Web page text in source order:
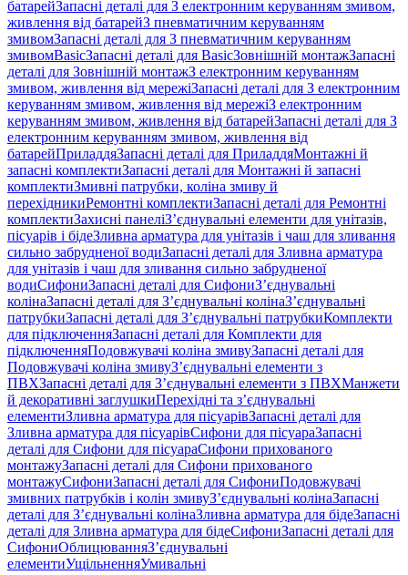
батарейЗапасні деталі для З електронним керуванням змивом,
живлення від батарейЗ пневматичним керуванням
змивомЗапасні деталі для З пневматичним керуванням
змивомBasicЗапасні деталі для BasicЗовнішній монтажЗапасні
деталі для Зовнішній монтажЗ електронним керуванням
змивом, живлення від мережіЗапасні деталі для З електронним
керуванням змивом, живлення від мережіЗ електронним
керуванням змивом, живлення від батарейЗапасні деталі для З
електронним керуванням змивом, живлення від
батарейПриладдяЗапасні деталі для ПриладдяМонтажні й
запасні комплектиЗапасні деталі для Монтажні й запасні
комплектиЗмивні патрубки, коліна змиву й
перехідникиРемонтні комплектиЗапасні деталі для Ремонтні
комплектиЗахисні панеліЗ’єднувальні елементи для унітазів,
пісуарів і бідеЗливна арматура для унітазів і чаш для зливання
сильно забрудненої водиЗапасні деталі для Зливна арматура
для унітазів і чаш для зливання сильно забрудненої
водиСифониЗапасні деталі для СифониЗ’єднувальні
колінаЗапасні деталі для З’єднувальні колінаЗ’єднувальні
патрубкиЗапасні деталі для З’єднувальні патрубкиКомплекти
для підключенняЗапасні деталі для Комплекти для
підключенняПодовжувачі коліна змивуЗапасні деталі для
Подовжувачі коліна змивуЗ’єднувальні елементи з
ПВХЗапасні деталі для З’єднувальні елементи з ПВХМанжети
й декоративні заглушкиПерехідні та з’єднувальні
елементиЗливна арматура для пісуарівЗапасні деталі для
Зливна арматура для пісуарівСифони для пісуараЗапасні
деталі для Сифони для пісуараСифони прихованого
монтажуЗапасні деталі для Сифони прихованого
монтажуСифониЗапасні деталі для СифониПодовжувачі
змивних патрубків і колін змивуЗ’єднувальні колінаЗапасні
деталі для З’єднувальні колінаЗливна арматура для бідеЗапасні
деталі для Зливна арматура для бідеСифониЗапасні деталі для
СифониОблицюванняЗ’єднувальні
елементиУщільненняУмивальні